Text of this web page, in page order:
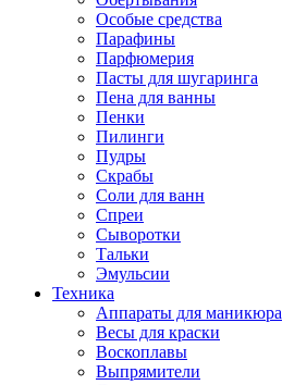
Особые средства
Парафины
Парфюмерия
Пасты для шугаринга
Пена для ванны
Пенки
Пилинги
Пудры
Скрабы
Соли для ванн
Спреи
Сыворотки
Тальки
Эмульсии
Техника
Аппараты для маникюра
Весы для краски
Воскоплавы
Выпрямители